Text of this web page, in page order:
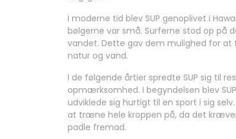
I moderne tid blev SUP genoplivet i
bølgerne var små. Surferne stod op på
vandet. Dette gav dem mulighed for
natur og vand.
I de følgende årtier spredte SUP sig til
opmærksomhed. I begyndelsen blev
udviklede sig hurtigt til en sport i sig
at træne hele kroppen på, da det
padle fremad.